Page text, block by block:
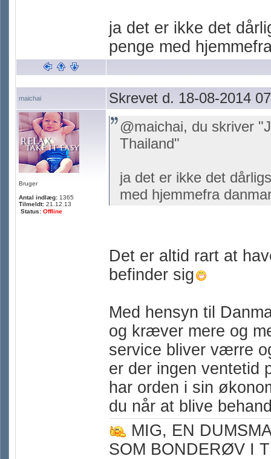
ja det er ikke det
penge med
maichai Skrevet d. 18-08-2014
Bruger
Antal indlæg: 1365
Tilmeldt: 21.12.13
Status: Offline
@maichai, du skriver
Thailand"
ja det er ikke det
med hjemmefra
Det er altid rart at
befinder sig
Med hensyn til
og kræver mere og
service bliver værre
er der ingen ventetid
har orden i sin
du når at blive
MIG, EN
SOM BONDERØV I